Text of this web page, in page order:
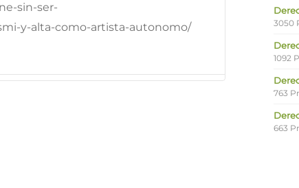
sin-ser-
y-alta-como-artista-autonomo/
3050
1092
763
663